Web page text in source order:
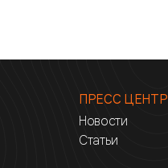
ПРЕСС ЦЕНТР
Новости
Статьи